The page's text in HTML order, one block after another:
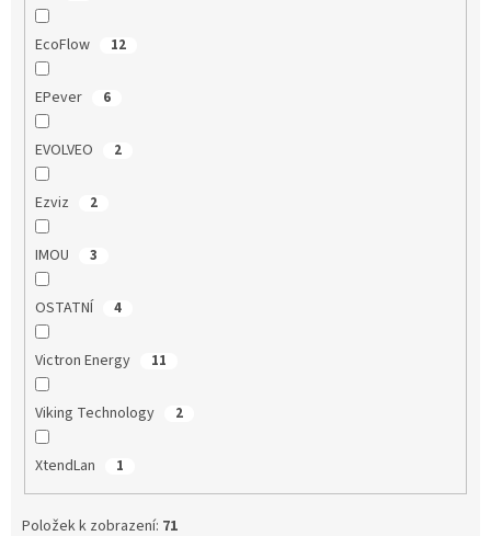
EcoFlow 12
EPever 6
EVOLVEO 2
Ezviz 2
IMOU 3
OSTATNÍ 4
Victron Energy 11
Viking Technology 2
XtendLan 1
Položek k zobrazení: 71